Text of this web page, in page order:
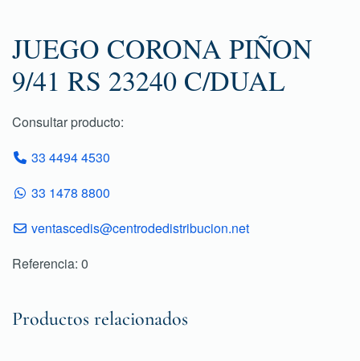
JUEGO CORONA PIÑON
9/41 RS 23240 C/DUAL
Consultar producto:
33 4494 4530
33 1478 8800
ventascedis@centrodedistribucion.net
Referencia: 0
Productos relacionados